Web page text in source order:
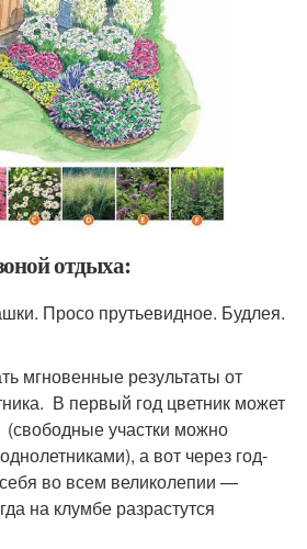
отдыха:
Просо прутьевидное. Будлея.
мгновенные результаты от
В первый год цветник может
(свободные участки можно
а вот через год-
во всем великолепии —
на клумбе разрастутся